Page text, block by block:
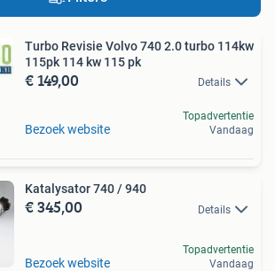
Turbo Revisie Volvo 740 2.0 turbo 114kw
115pk 114 kw 115 pk
€ 149,00 Details
Bezoek website
Topadvertentie
Vandaag
Katalysator 740 / 940
€ 345,00 Details
Bezoek website
Topadvertentie
Vandaag